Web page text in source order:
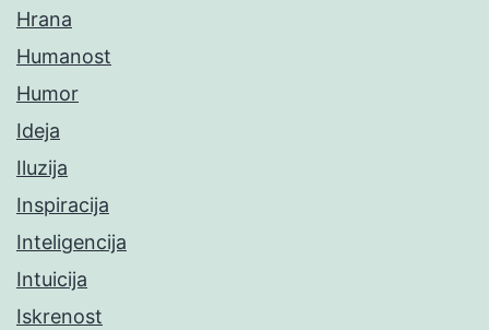
Hrana
Humanost
Humor
Ideja
Iluzija
Inspiracija
Inteligencija
Intuicija
Iskrenost